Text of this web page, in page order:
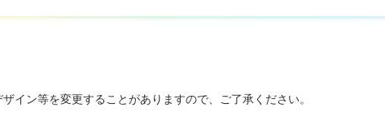
イン等を変更することがありますので、ご了承ください。